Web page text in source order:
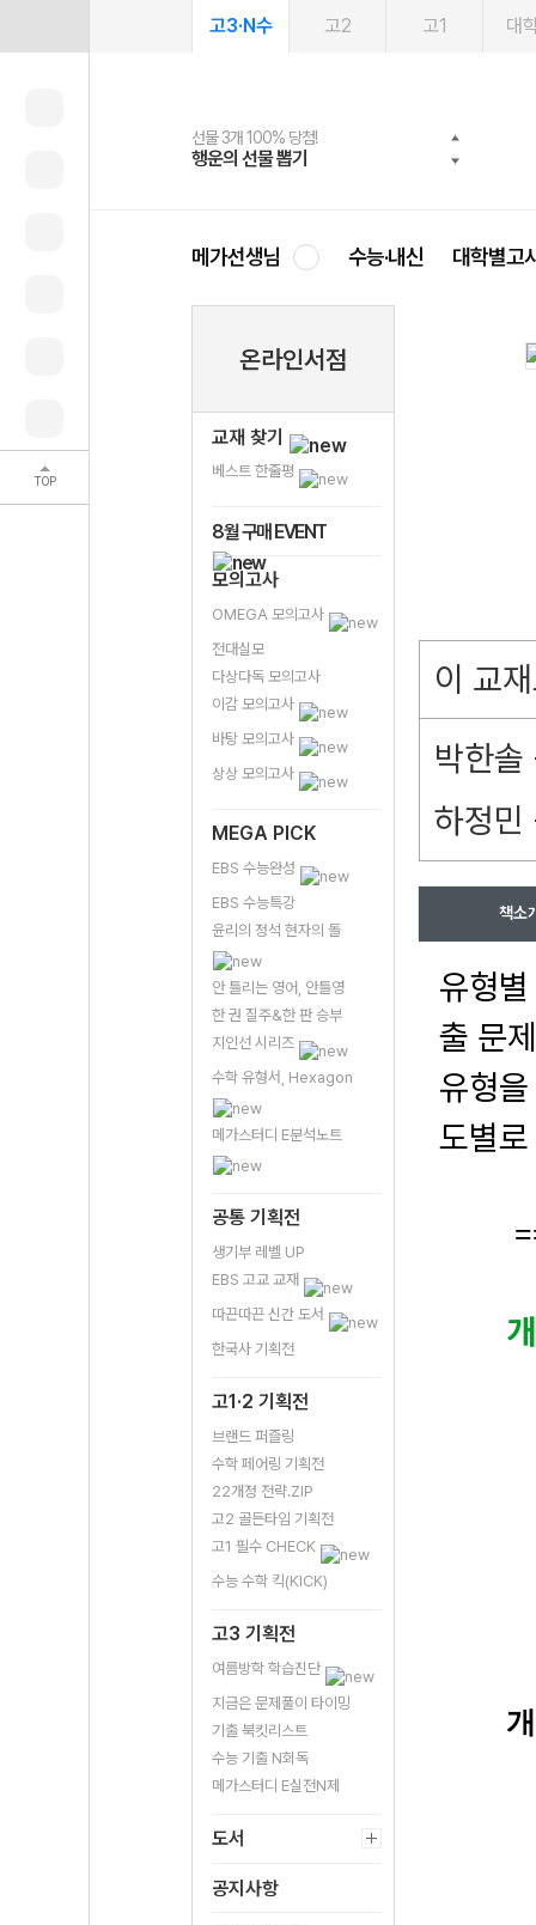
TOP
고3·N수 고2 고1 대
선물 3개 100% 당첨!
행운의 선물 뽑기
선물 100% 증정!
메가스터디 X 올리브
여름방학 스터디 캐시백
메가런 썸머스쿨
2027 러셀 단과
강사 공개선발
스마트러닝앱
설문 EVENT
메가패스
3일 무료 체험권
메가패스 수강생 무료혜택!
메가클럽 멤버십
사회공헌 캠페인
희망이룸 메가나눔
메가선생님 수능·내신 대학별고
온라인서점
교재 찾기
베스트 한줄평
8월 구매 EVENT
모의고사
OMEGA 모의고사
전대실모
다상다독 모의고사
이감 모의고사
바탕 모의고사
상상 모의고사
MEGA PICK
EBS 수능완성
EBS 수능특강
윤리의 정석 현자의 돌
안 틀리는 영어, 안틀영
한 권 질주&한 판 승부
지인선 시리즈
수학 유형서, Hexagon
메가스터디 E분석노트
공통 기획전
생기부 레벨 UP
EBS 고교 교재
따끈따끈 신간 도서
한국사 기획전
고1·2 기획전
브랜드 퍼즐링
수학 페어링 기획전
22개정 전략.ZIP
고2 골든타임 기획전
고1 필수 CHECK
수능 수학 킥(KICK)
고3 기획전
여름방학 학습진단
지금은 문제풀이 타이밍
기출 북킷리스트
수능 기출 N회독
메가스터디 E실전N제
도서
공지사항
이 교
박한
하정
책소
유형
출 문
유형
도별